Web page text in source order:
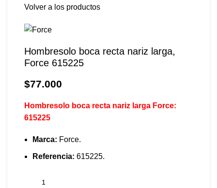
Volver a los productos
Hombresolo boca recta nariz larga,
Force 615225
$77.000
Hombresolo boca recta nariz larga Force:
615225
Marca: Force.
Referencia: 615225.